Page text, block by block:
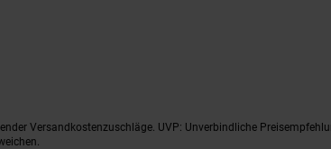
Versandkostenzuschläge. UVP: Unverbindliche